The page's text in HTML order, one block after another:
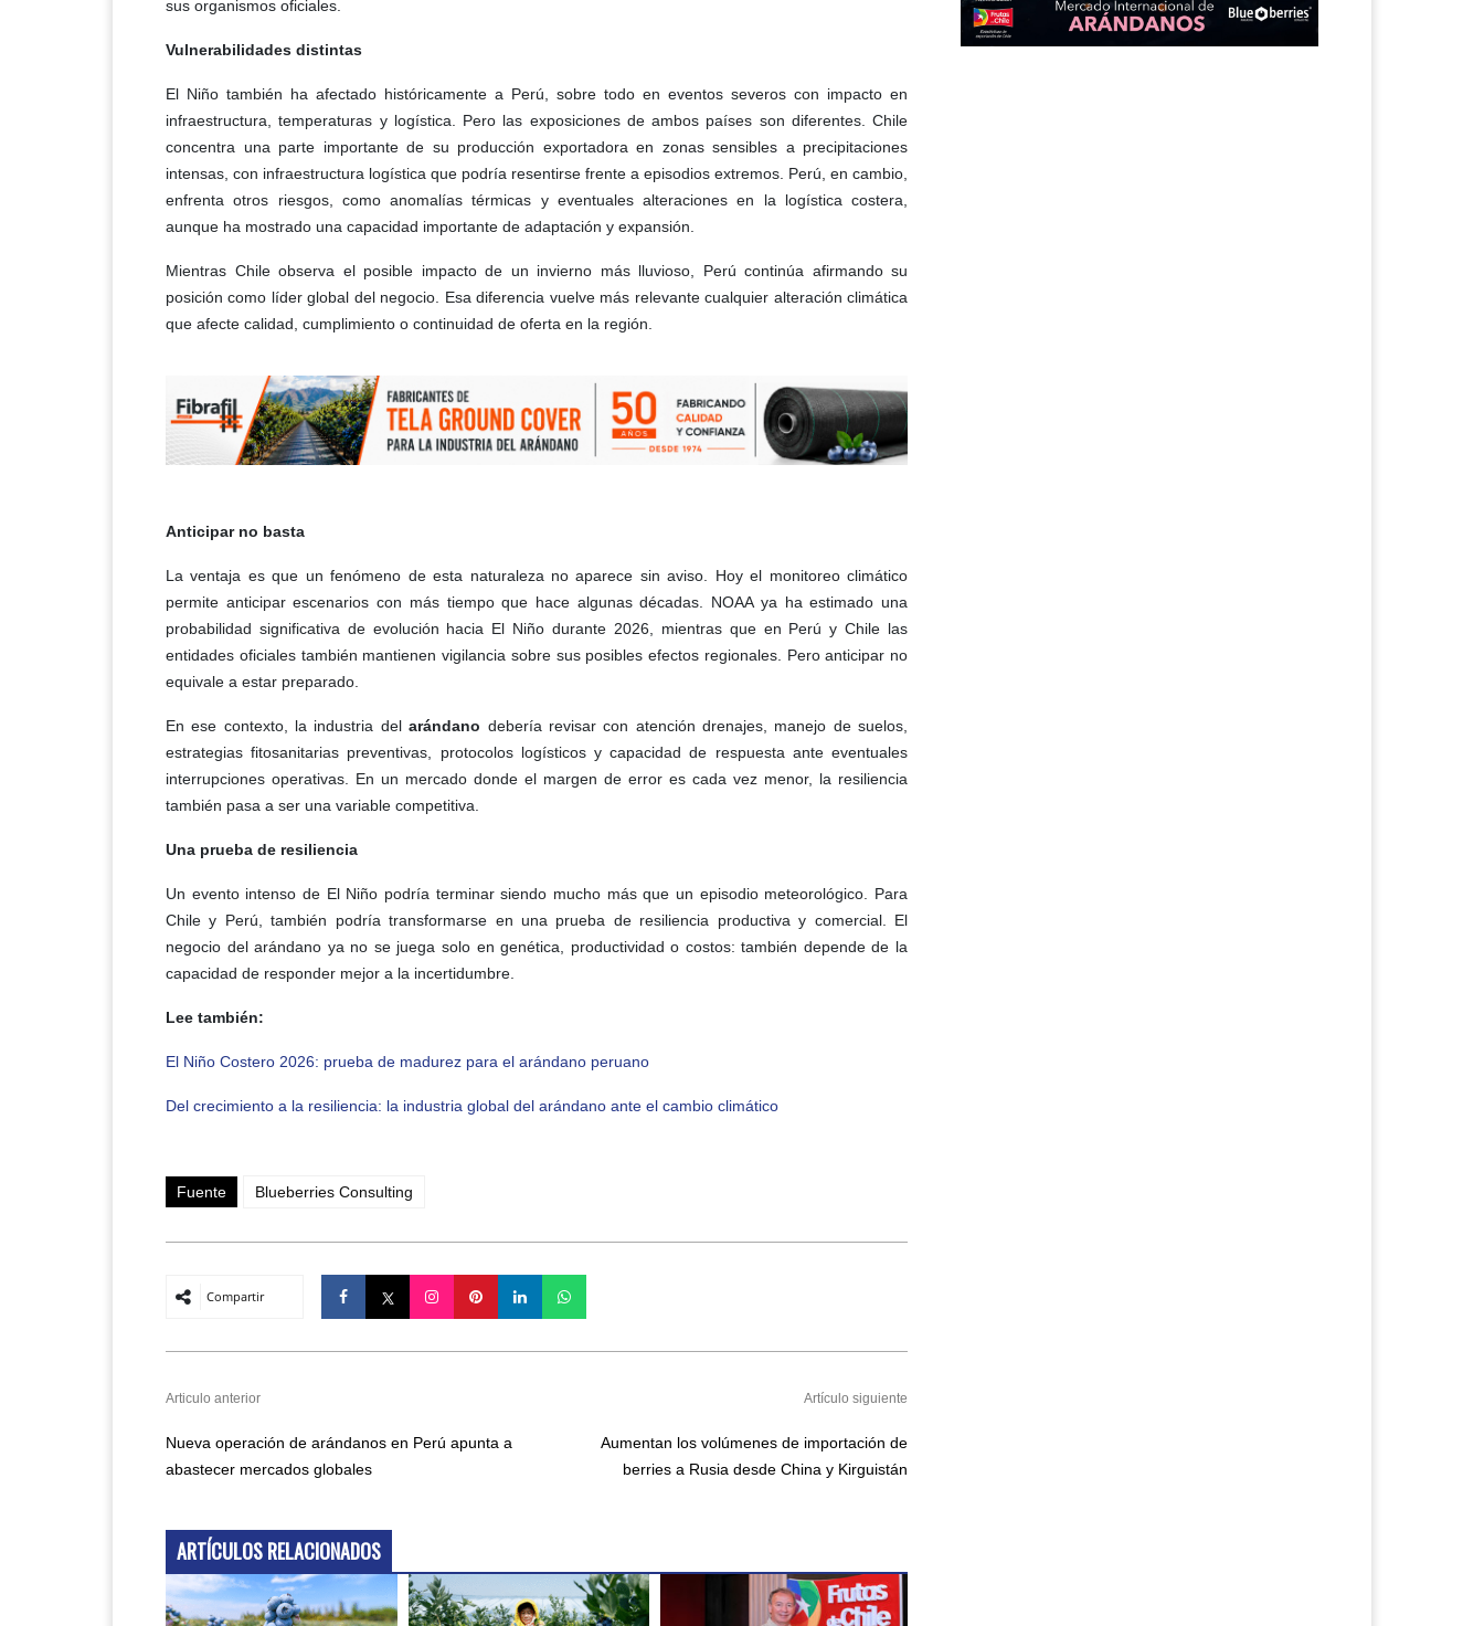
sus organismos oficiales.
Vulnerabilidades distintas
El Niño también ha afectado históricamente a Perú, sobre todo en eventos severos con impacto en
infraestructura, temperaturas y logística. Pero las exposiciones de ambos países son diferentes. Chile
concentra una parte importante de su producción exportadora en zonas sensibles a precipitaciones
intensas, con infraestructura logística que podría resentirse frente a episodios extremos. Perú, en cambio,
enfrenta otros riesgos, como anomalías térmicas y eventuales alteraciones en la logística costera,
aunque ha mostrado una capacidad importante de adaptación y expansión.
Mientras Chile observa el posible impacto de un invierno más lluvioso, Perú continúa afirmando su
posición como líder global del negocio. Esa diferencia vuelve más relevante cualquier alteración climática
que afecte calidad, cumplimiento o continuidad de oferta en la región.
Anticipar no basta
La ventaja es que un fenómeno de esta naturaleza no aparece sin aviso. Hoy el monitoreo climático
permite anticipar escenarios con más tiempo que hace algunas décadas. NOAA ya ha estimado una
probabilidad significativa de evolución hacia El Niño durante 2026, mientras que en Perú y Chile las
entidades oficiales también mantienen vigilancia sobre sus posibles efectos regionales. Pero anticipar no
equivale a estar preparado.
En ese contexto, la industria delarándano debería revisar con atención drenajes, manejo de suelos,
estrategias fitosanitarias preventivas, protocolos logísticos y capacidad de respuesta ante eventuales
interrupciones operativas. En un mercado donde el margen de error es cada vez menor, la resiliencia
también pasa a ser una variable competitiva.
Una prueba de resiliencia
Un evento intenso de El Niño podría terminar siendo mucho más que un episodio meteorológico. Para
Chile y Perú, también podría transformarse en una prueba de resiliencia productiva y comercial. El
negocio del arándano ya no se juega solo en genética, productividad o costos: también depende de la
capacidad de responder mejor a la incertidumbre.
Lee también:
El Niño Costero 2026: prueba de madurez para el arándano peruano
Del crecimiento a la resiliencia: la industria global del arándano ante el cambio climático
Fuente Blueberries Consulting
Compartir
Articulo anterior
Nueva operación de arándanos en Perú apunta a
abastecer mercados globales
Artículo siguiente
Aumentan los volúmenes de importación de
berries a Rusia desde China y Kirguistán
ARTÍCULOS RELACIONADOS